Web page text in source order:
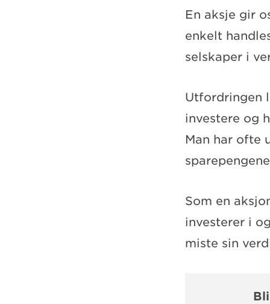
En aksje gir
enkelt
selskaper i
Utfordringen
investere og
Man har ofte
Som en
investerer i
miste sin